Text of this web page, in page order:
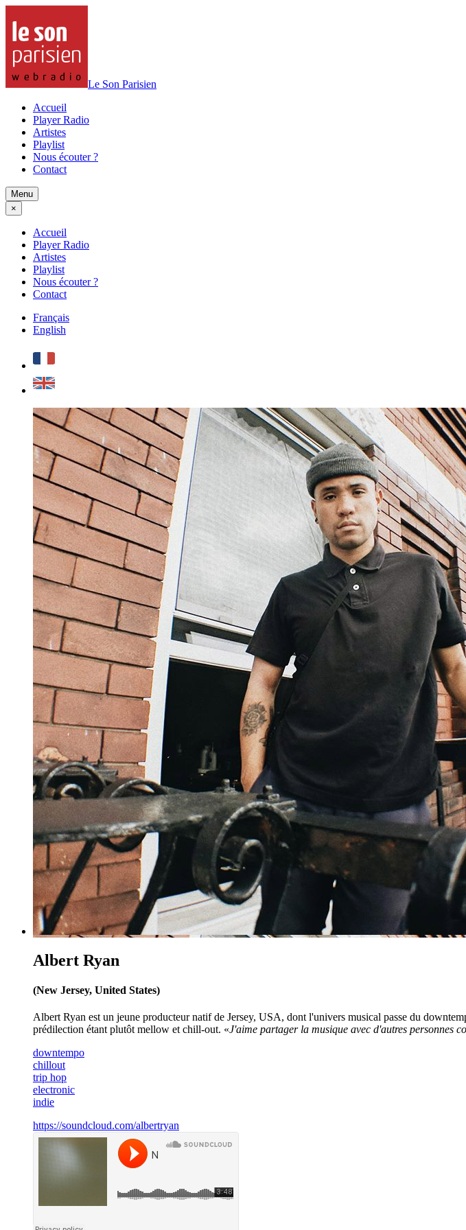
Le Son Parisien
Accueil
Player Radio
Artistes
Playlist
Nous écouter ?
Contact
Menu
×
Accueil
Player Radio
Artistes
Playlist
Nous écouter ?
Contact
Français
English
Albert Ryan
(New Jersey, United States)
Albert Ryan est un jeune producteur natif de Jersey, USA, dont l'univers musical passe du
prédilection étant plutôt mellow et chill-out. «J'aime partager la musique avec d'autres personnes
downtempo
chillout
trip hop
electronic
indie
https://soundcloud.com/albertryan